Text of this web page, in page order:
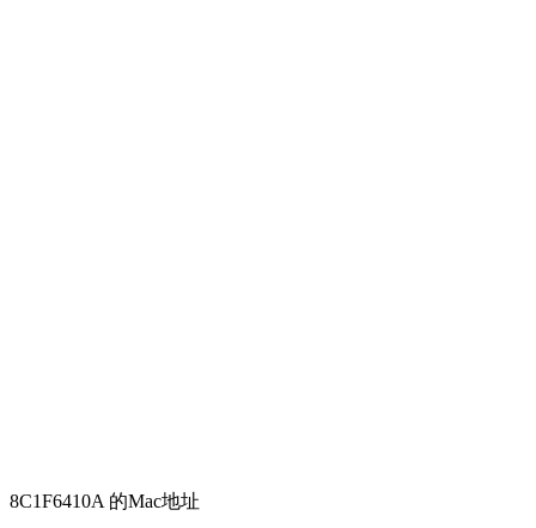
8C1F6410A 的Mac地址